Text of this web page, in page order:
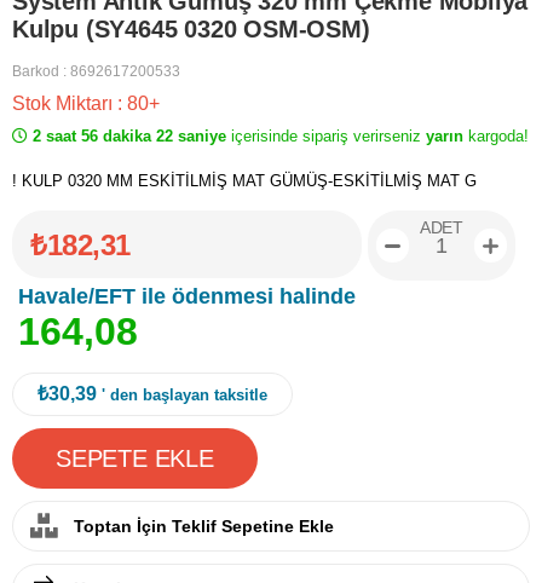
Kulpu (SY4645 0320 OSM-OSM)
Barkod : 8692617200533
Stok Miktarı : 80+
2 saat 56 dakika 22 saniye içerisinde sipariş verirseniz yarın kargoda!
! KULP 0320 MM ESKİTİLMİŞ MAT GÜMÜŞ-ESKİTİLMİŞ MAT G
₺182,31
Havale/EFT ile ödenmesi halinde
164,08
ADET
₺30,39 ' den başlayan taksitle
Toptan İçin Teklif Sepetine Ekle